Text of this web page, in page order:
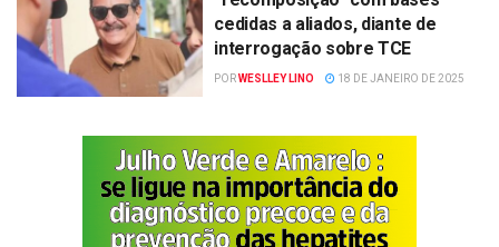
cedidas a aliados, diante de
interrogação sobre TCE
PORWESLLEY LINO 18 DE JANEIRO DE 2025